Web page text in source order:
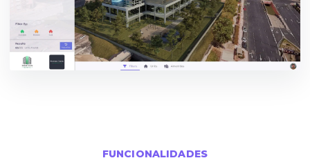
FUNCIONALIDADES